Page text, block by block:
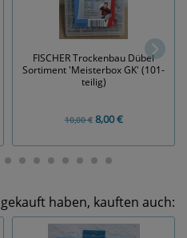
FISCHER Trockenbau Dübel
Sortiment 'Meisterbox GK' (101-
teilig)
10,00 €8,00 €
haben, kauften auch: